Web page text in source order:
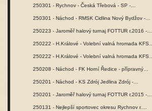
250301 - Rychnov - Česká Třebová - SP -…
250301 - Náchod - RMSK Cidlina Nový Bydžov -…
250223 - Jaroměř halový turnaj FOTTUR r.2016 -…
250222 - H.Králové - Volební valná hromada KFS…
250222 - H.Králové - Volební valná hromada KFS…
250208 - Náchod - FK Horní Ředice - přípravný…
250201 - Náchod - KS Zdrój Jedlina Zdrój -…
250201 - Jaroměř halový turnaj FOTTUR r.2015 -…
250131 - Nejlepší sportovec okresu Rychnov r.…